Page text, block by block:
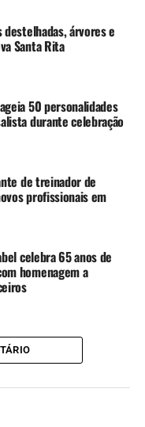
contra dengue
destelhadas, árvores e
Santa Rita
50 personalidades
durante celebração
de treinador de
profissionais em
celebra 65 anos de
homenagem a